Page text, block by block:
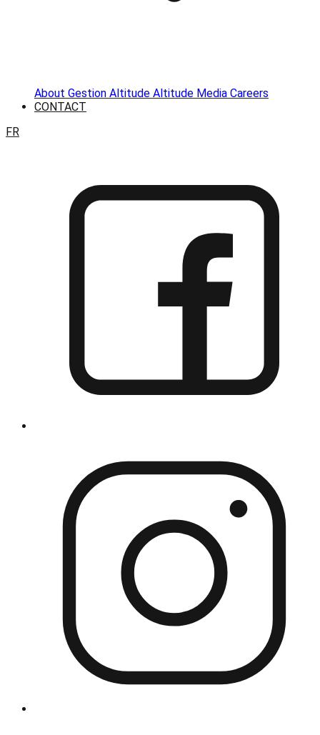
About Gestion Altitude Altitude Media Careers
CONTACT
FR